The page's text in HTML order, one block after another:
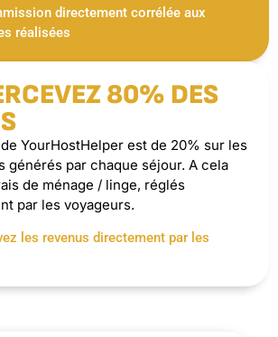
directement corrélée aux
réalisées
80% DES
YourHostHelper est de 20% sur les
générés par chaque séjour. A cela
de ménage / linge, réglés
par les voyageurs.
les revenus directement par les